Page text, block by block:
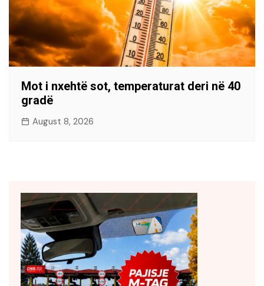
Mot i nxehtë sot, temperaturat deri në 40
gradë
August 8, 2026